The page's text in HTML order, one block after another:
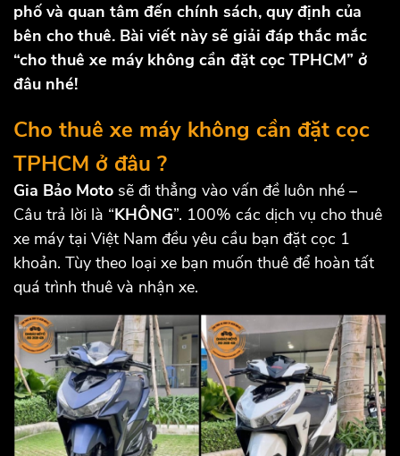
phố và quan tâm đến chính sách, quy định của
bên cho thuê. Bài viết này sẽ giải đáp thắc mắc
“cho thuê xe máy không cần đặt cọc TPHCM” ở
đâu nhé!
Cho thuê xe máy không cần đặt cọc
TPHCM ở đâu ?
Gia Bảo Moto sẽ đi thẳng vào vấn đề luôn nhé –
Câu trả lời là “KHÔNG”. 100% các dịch vụ cho thuê
xe máy tại Việt Nam đều yêu cầu bạn đặt cọc 1
khoản. Tùy theo loại xe bạn muốn thuê để hoàn tất
quá trình thuê và nhận xe.